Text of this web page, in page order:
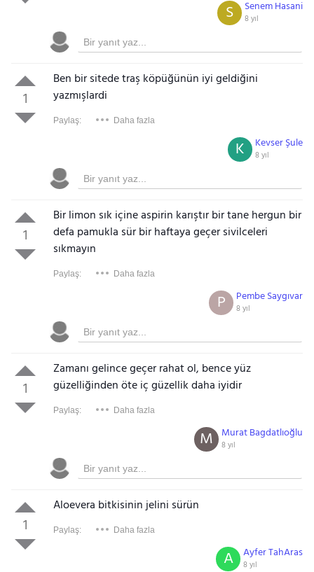
Senem Hasani
8 yıl
S
1
Ben bir sitede traş köpüğünün iyi geldiğini
yazmışlardi
Paylaş: Daha fazla
Kevser Şule
8 yıl
K
1
Bir limon sık içine aspirin karıştır bir tane hergun bir
defa pamukla sür bir haftaya geçer sivilceleri
sıkmayın
Paylaş: Daha fazla
Pembe Saygıvar
8 yıl
P
1
Zamanı gelince geçer rahat ol, bence yüz
güzelliğinden öte iç güzellik daha iyidir
Paylaş: Daha fazla
Murat Bagdatlıoğlu
8 yıl
M
1
Aloevera bitkisinin jelini sürün
Paylaş: Daha fazla
Ayfer TahAras
8 yıl
A